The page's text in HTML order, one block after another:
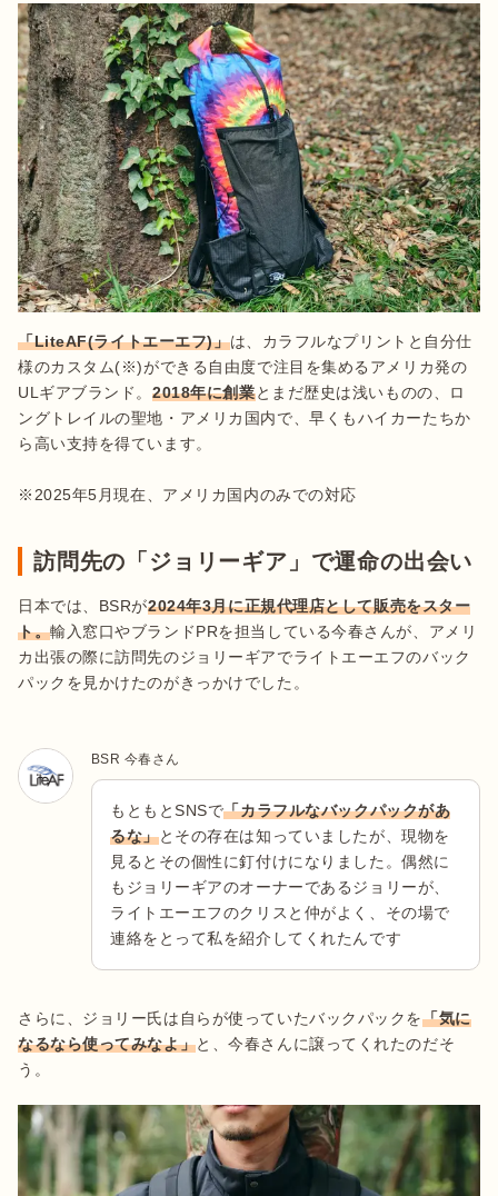
「LiteAF(ライトエーエフ)」は、カラフルなプリントと自分仕
様のカスタム(※)ができる自由度で注目を集めるアメリカ発の
ULギアブランド。2018年に創業とまだ歴史は浅いものの、ロ
ングトレイルの聖地・アメリカ国内で、早くもハイカーたちか
ら高い支持を得ています。
※2025年5月現在、アメリカ国内のみでの対応
訪問先の「ジョリーギア」で運命の出会い
日本では、BSRが2024年3月に正規代理店として販売をスター
ト。輸入窓口やブランドPRを担当している今春さんが、アメリ
カ出張の際に訪問先のジョリーギアでライトエーエフのバック
パックを見かけたのがきっかけでした。
BSR 今春さん
もともとSNSで「カラフルなバックパックがあ
るな」とその存在は知っていましたが、現物を
見るとその個性に釘付けになりました。偶然に
もジョリーギアのオーナーであるジョリーが、
ライトエーエフのクリスと仲がよく、その場で
連絡をとって私を紹介してくれたんです
さらに、ジョリー氏は自らが使っていたバックパックを「気に
なるなら使ってみなよ」と、今春さんに譲ってくれたのだそ
う。